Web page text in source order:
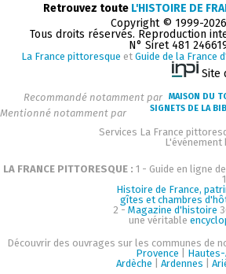
Retrouvez toute L'HISTOIRE DE
Copyright © 1999-2026
Tous droits réservés. Reproduction
N° Siret 481
La France pittoresque et Guide de la France
Site
Recommandé notamment par MAISON DU
Mentionné notamment par
SIGNETS DE LA
Services La France
LA FRANCE PITTORESQUE : 1 - Guide en ligne
Histoire de France,
gîtes et chambres
2 - Magazine d'histoire
une véritable
Découvrir des ouvrages sur les communes de
Provence
Ardèche |Ardennes |